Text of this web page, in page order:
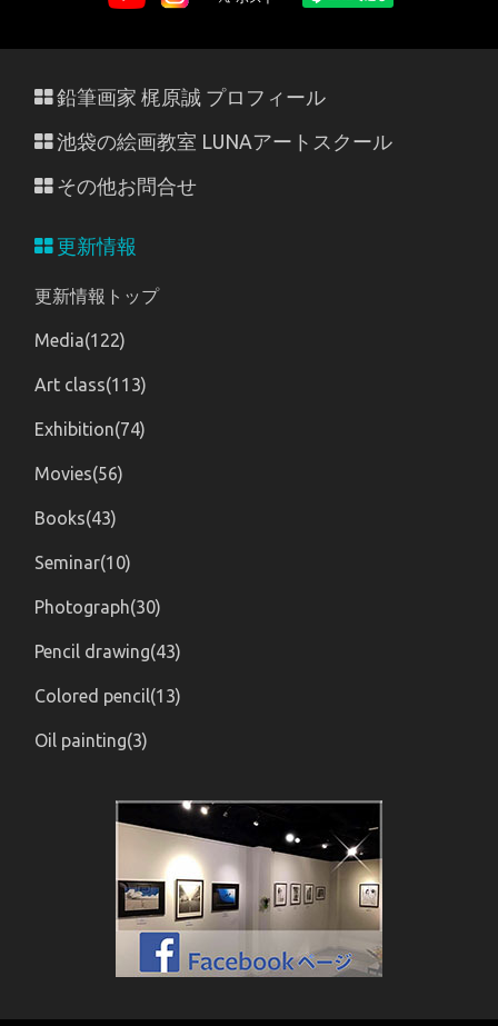
鉛筆画家 梶原誠 プロフィール
池袋の絵画教室 LUNAアートスクール
その他お問合せ
更新情報
更新情報トップ
Media(122)
Art class(113)
Exhibition(74)
Movies(56)
Books(43)
Seminar(10)
Photograph(30)
Pencil drawing(43)
Colored pencil(13)
Oil painting(3)